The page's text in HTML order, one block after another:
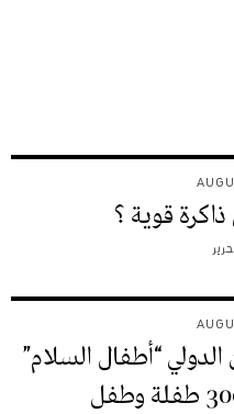
قوية ؟
18 المهرجان الدولي “أطفال السلام”